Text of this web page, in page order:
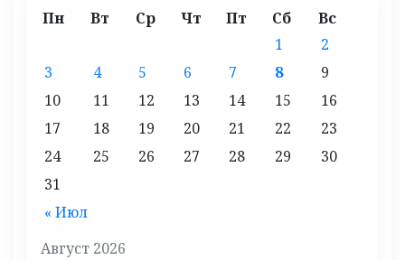
Август 2026
Пн Вт Ср Чт Пт Сб Вс
« Июл
1
2
3
4 5 6 7 8
9
10
11 12 13 14 15
16
17
18 19 20 21 22
23
24
25 26 27 28 29
30
31